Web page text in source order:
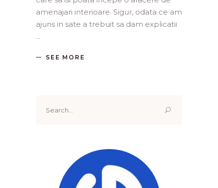
amenajari interioare. Sigur, odata ce am
ajuns in sate a trebuit sa dam explicatii
SEE MORE
for: